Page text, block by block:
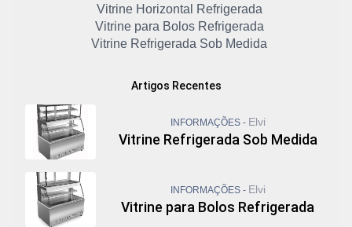
Vitrine Horizontal Refrigerada
Vitrine para Bolos Refrigerada
Vitrine Refrigerada Sob Medida
Artigos Recentes
INFORMAÇÕES - Elvi
Vitrine Refrigerada Sob Medida
INFORMAÇÕES - Elvi
Vitrine para Bolos Refrigerada